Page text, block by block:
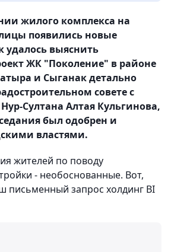
жилого комплекса на
появились новые
удалось выяснить
ЖК "Поколение" в районе
и Сыганак детально
совете с
Султана Алтая Кульгинова,
был одобрен и
властями.
жителей по поводу
- необоснованные. Вот,
письменный запрос холдинг BI